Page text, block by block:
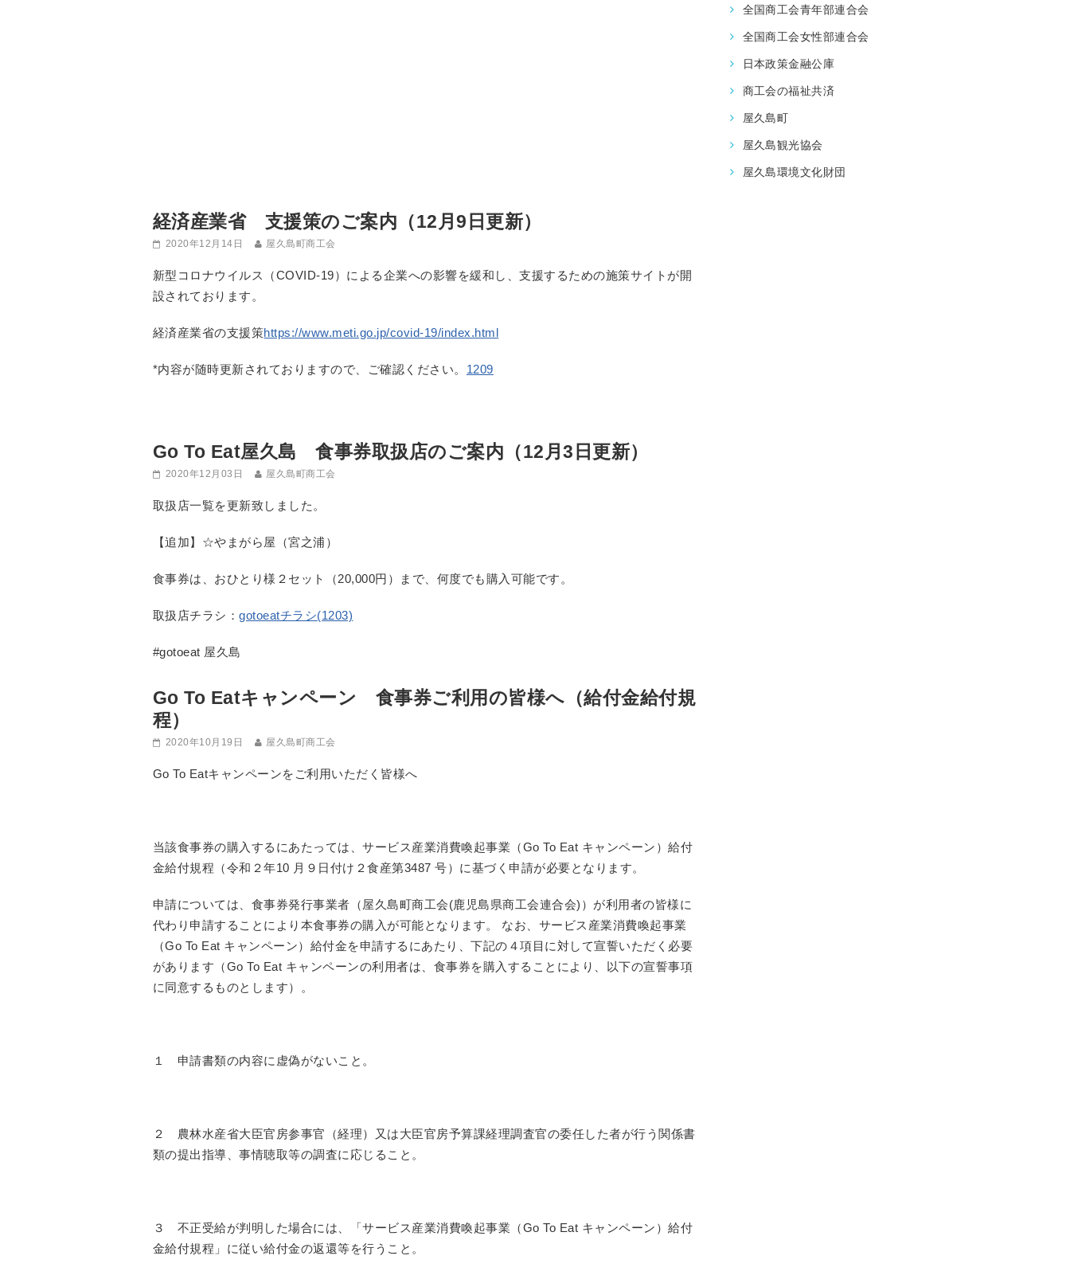
経済産業省 支援策のご案内（12月9日更新）
2020年12月14日 屋久島町商工会
新型コロナウイルス（COVID-19）による企業への影響を緩和し、支援するための施策サイトが開
設されております。
経済産業省の支援策https://www.meti.go.jp/covid-19/index.html
*内容が随時更新されておりますので、ご確認ください。 1209
Go To Eat屋久島 食事券取扱店のご案内（12月3日更新）
2020年12月03日 屋久島町商工会
取扱店一覧を更新致しました。
【追加】☆やまがら屋（宮之浦）
食事券は、おひとり様２セット（20,000円）まで、何度でも購入可能です。
取扱店チラシ：gotoeatチラシ(1203)
#gotoeat 屋久島
Go To Eatキャンペーン 食事券ご利用の皆様へ（給付金給付規
程）
2020年10月19日 屋久島町商工会
Go To Eatキャンペーンをご利用いただく皆様へ
当該食事券の購入するにあたっては、サービス産業消費喚起事業（Go To Eat キャンペーン）給付
金給付規程（令和２年10 月９日付け２食産第3487 号）に基づく申請が必要となります。
申請については、食事券発行事業者（屋久島町商工会(鹿児島県商工会連合会)）が利用者の皆様に
代わり申請することにより本食事券の購入が可能となります。 なお、サービス産業消費喚起事業
（Go To Eat キャンペーン）給付金を申請するにあたり、下記の４項目に対して宣誓いただく必要
があります（Go To Eat キャンペーンの利用者は、食事券を購入することにより、以下の宣誓事項
に同意するものとします）。
１ 申請書類の内容に虚偽がないこと。
２ 農林水産省大臣官房参事官（経理）又は大臣官房予算課経理調査官の委任した者が行う関係書
類の提出指導、事情聴取等の調査に応じること。
３ 不正受給が判明した場合には、「サービス産業消費喚起事業（Go To Eat キャンペーン）給付
金給付規程」に従い給付金の返還等を行うこと。
全国商工会青年部連合会
全国商工会女性部連合会
日本政策金融公庫
商工会の福祉共済
屋久島町
屋久島観光協会
屋久島環境文化財団